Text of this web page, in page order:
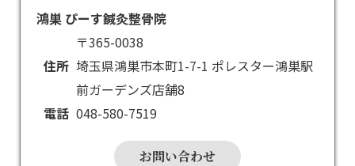
鴻巣 ぴーす鍼灸整骨院
住所
〒365-0038
埼玉県鴻巣市本町1-7-1 ポレスター鴻巣駅
前ガーデンズ店舗8
電話 048-580-7519
お問い合わせ